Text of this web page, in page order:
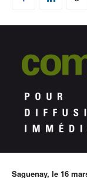
Saguenay, le 16